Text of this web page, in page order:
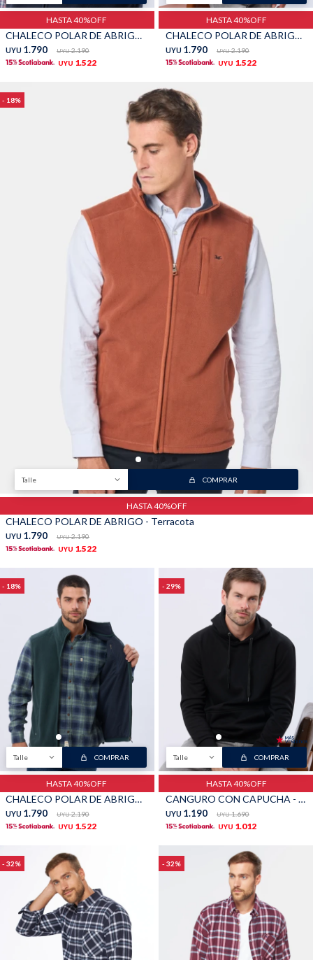
HASTA 40%OFF
CHALECO POLAR DE ABRIGO - Marino
UYU 1.790 UYU 2.190
UYU 1.522
HASTA 40%OFF
CHALECO POLAR DE ABRIGO - Negro
UYU 1.790 UYU 2.190
UYU 1.522
18
Talle COMPRAR
HASTA 40%OFF
CHALECO POLAR DE ABRIGO - Terracota
UYU 1.790 UYU 2.190
UYU 1.522
18
Talle COMPRAR
HASTA 40%OFF
CHALECO POLAR DE ABRIGO - Verde
UYU 1.790 UYU 2.190
UYU 1.522
29
Talle COMPRAR
HASTA 40%OFF
CANGURO CON CAPUCHA - Negro
UYU 1.190 UYU 1.690
UYU 1.012
32 32
TALLES GRANDES Uniformes empresariales
Canjear mis puntos
Envíos, cambios y devoluciones
Trabaja con nosotros